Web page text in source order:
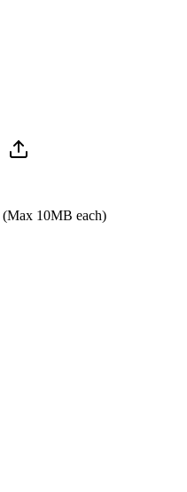
(Max 10MB each)